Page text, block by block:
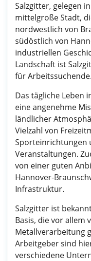
Salzgitter, gelegen
mittelgroße Stadt,
nordwestlich von
südöstlich von
industriellen
Landschaft ist
für Arbeitssuchende.
Das tägliche Leben
eine angenehme
ländlicher
Vielzahl von
Sporteinrichtungen
Veranstaltungen.
von einer guten
Hannover-
Infrastruktur.
Salzgitter ist
Basis, die vor allem
Metallverarbeitung
Arbeitgeber sind
verschiedene